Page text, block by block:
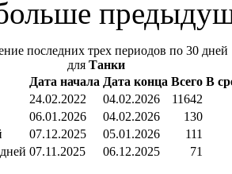
последних трех периодов по 30 дней
для Танки
Дата начала Дата конца Всего В
24.02.2022 04.02.2026
11642
06.01.2026 04.02.2026
130
07.12.2025 05.01.2026
111
07.11.2025 06.12.2025 71